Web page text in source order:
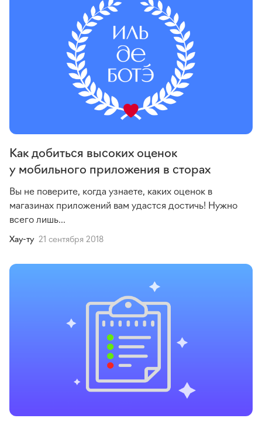
Как добиться высоких оценок
у мобильного приложения в сторах
Вы не поверите, когда узнаете, каких оценок в
магазинах приложений вам удастся достичь! Нужно
всего лишь...
Хау-ту 21 сентября 2018